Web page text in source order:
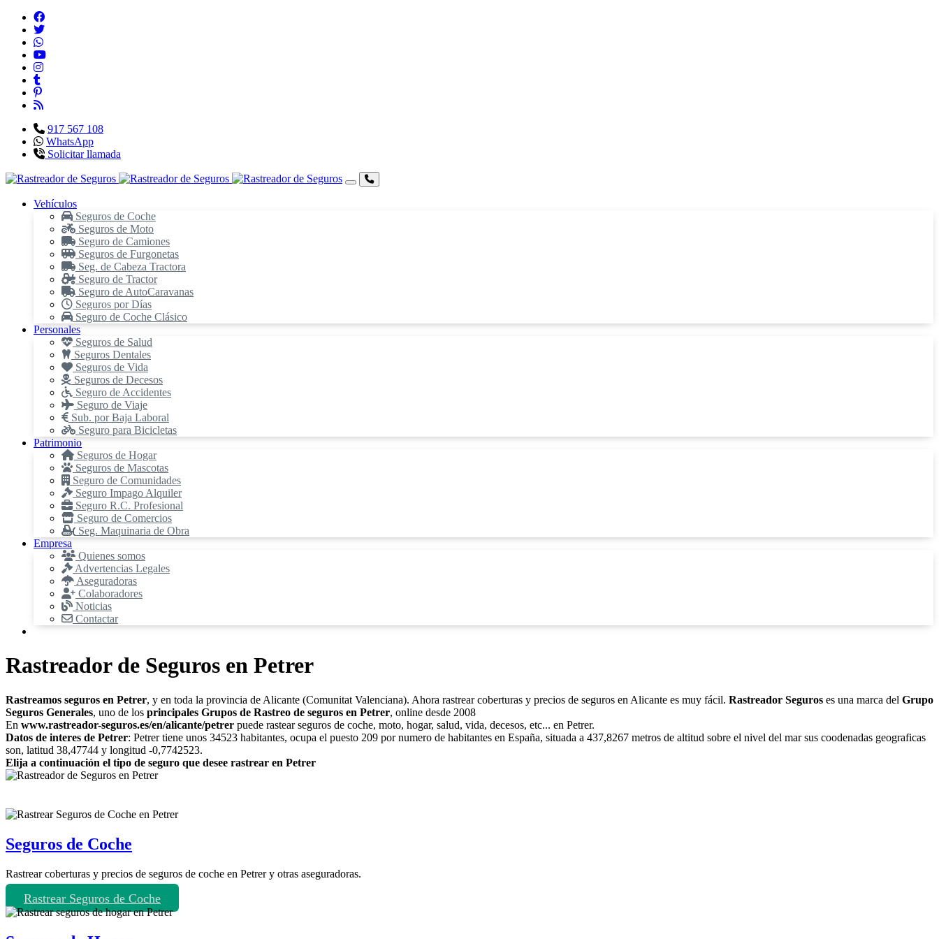
917 567 108
WhatsApp
Solicitar llamada
Vehículos
Seguros de Coche
Seguros de Moto
Seguro de Camiones
Seguros de Furgonetas
Seg. de Cabeza Tractora
Seguro de Tractor
Seguro de AutoCaravanas
Seguros por Días
Seguro de Coche Clásico
Personales
Seguros de Salud
Seguros Dentales
Seguros de Vida
Seguros de Decesos
Seguro de Accidentes
Seguro de Viaje
Sub. por Baja Laboral
Seguro para Bicicletas
Patrimonio
Seguros de Hogar
Seguros de Mascotas
Seguro de Comunidades
Seguro Impago Alquiler
Seguro R.C. Profesional
Seguro de Comercios
Seg. Maquinaria de Obra
Empresa
Quienes somos
Advertencias Legales
Aseguradoras
Colaboradores
Noticias
Contactar
Rastreador de Seguros en Petrer
Rastreamos seguros en Petrer, y en toda la provincia de Alicante (Comunitat Valenciana). Ahora rastrear coberturas y precios de seguros en Alicante es muy fácil. Rastreador Seguros es una marca del Grupo
Seguros Generales, uno de los principales Grupos de Rastreo de seguros en Petrer, online desde 2008
En www.rastreador-seguros.es/en/alicante/petrer puede rastear seguros de coche, moto, hogar, salud, vida, decesos, etc... en Petrer.
Datos de interes de Petrer: Petrer tiene unos 34523 habitantes, ocupa el puesto 209 por numero de habitantes en España, situada a 437,8267 metros de altitud sobre el nivel del mar sus coodenadas geograficas
son, latitud 38,47744 y longitud -0,7742523.
Elija a continuación el tipo de seguro que desee rastrear en Petrer
Seguros de Coche
Rastrear coberturas y precios de seguros de coche en Petrer y otras aseguradoras.
Rastrear Seguros de Coche